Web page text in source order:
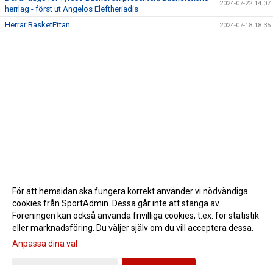
herrlag - först ut Angelos Eleftheriadis
2024-07-22 14:07
Herrar BasketEttan 2024-07-18 18:35
Gå till Webbversion
För att hemsidan ska fungera korrekt använder vi nödvändiga
cookies från SportAdmin. Dessa går inte att stänga av.
Föreningen kan också använda frivilliga cookies, t.ex. för statistik
eller marknadsföring. Du väljer själv om du vill acceptera dessa.
Anpassa dina val